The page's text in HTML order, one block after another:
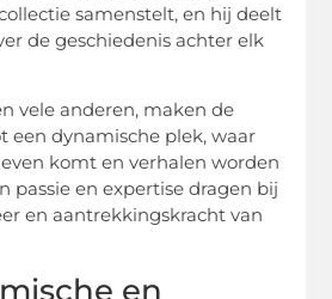
samenstelt, en hij deelt
de geschiedenis achter elk
vele anderen, maken de
een dynamische plek, waar
komt en verhalen worden
passie en expertise dragen bij
en aantrekkingskracht van
en